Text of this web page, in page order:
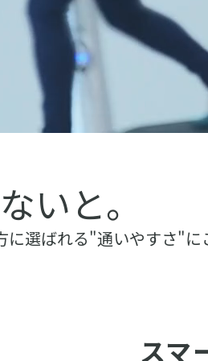
ないと。
に選ばれる"通いやすさ"
スマ